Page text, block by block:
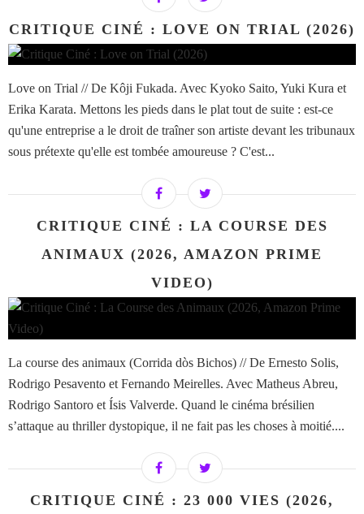
CRITIQUE CINÉ : LOVE ON TRIAL (2026)
Love on Trial // De Kôji Fukada. Avec Kyoko Saito, Yuki Kura et
Erika Karata. Mettons les pieds dans le plat tout de suite : est-ce
qu'une entreprise a le droit de traîner son artiste devant les tribunaux
sous prétexte qu'elle est tombée amoureuse ? C'est...
CRITIQUE CINÉ : LA COURSE DES
ANIMAUX (2026, AMAZON PRIME
VIDEO)
La course des animaux (Corrida dòs Bichos) // De Ernesto Solis,
Rodrigo Pesavento et Fernando Meirelles. Avec Matheus Abreu,
Rodrigo Santoro et Ísis Valverde. Quand le cinéma brésilien
s’attaque au thriller dystopique, il ne fait pas les choses à moitié....
CRITIQUE CINÉ : 23 000 VIES (2026,